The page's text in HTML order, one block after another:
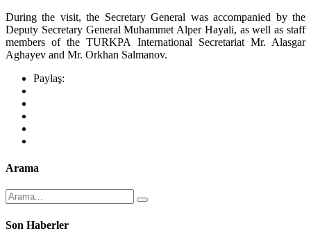
During the visit, the Secretary General was accompanied by the
Deputy Secretary General Muhammet Alper Hayali, as well as staff
members of the TURKPA International Secretariat Mr. Alasgar
Aghayev and Mr. Orkhan Salmanov.
Paylaş:
Arama
Son Haberler